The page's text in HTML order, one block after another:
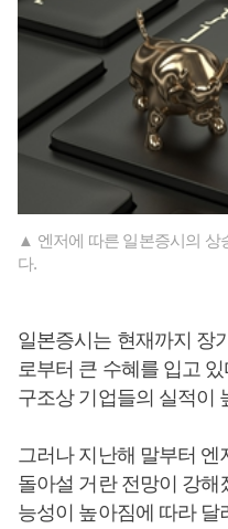
▲ 엔저에 따른 일본증시의 상
다.
일본증시는 현재까지 장
로부터 큰 수혜를 입고
구조상 기업들의 실적이
그러나 지난해 말부터
돌아설 거란 전망이 강
능성이 높아짐에 따라